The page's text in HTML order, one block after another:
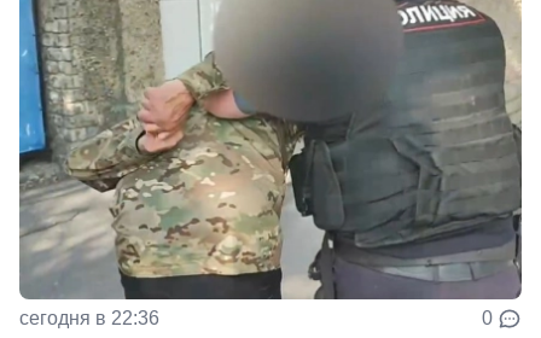
сегодня в 22:36 0